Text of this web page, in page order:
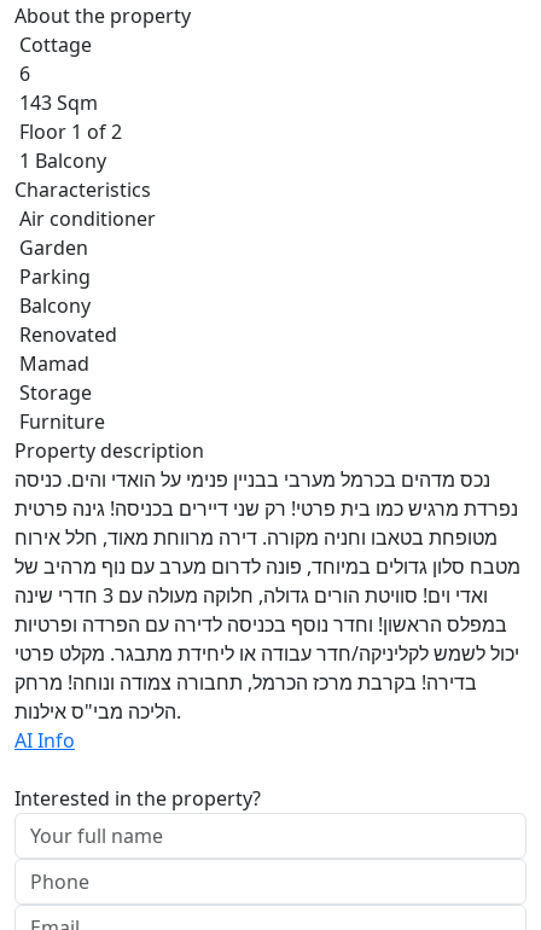
About the property
Cottage
6
143 Sqm
Floor 1 of 2
1 Balcony
Characteristics
Air conditioner
Garden
Parking
Balcony
Renovated
Mamad
Storage
Furniture
Property description
נכס מדהים בכרמל מערבי בבניין פנימי על הואדי והים. כניסה
נפרדת מרגיש כמו בית פרטי! רק שני דיירים בכניסה! גינה פרטית
מטופחת בטאבו וחניה מקורה. דירה מרווחת מאוד, חלל אירוח
מטבח סלון גדולים במיוחד, פונה לדרום מערב עם נוף מרהיב של
ואדי וים! סוויטת הורים גדולה, חלוקה מעולה עם 3 חדרי שינה
במפלס הראשון! וחדר נוסף בכניסה לדירה עם הפרדה ופרטיות
יכול לשמש לקליניקה/חדר עבודה או ליחידת מתבגר. מקלט פרטי
בדירה! בקרבת מרכז הכרמל, תחבורה צמודה ונוחה! מרחק
הליכה מבי"ס אילנות.
AI Info
Interested in the property?